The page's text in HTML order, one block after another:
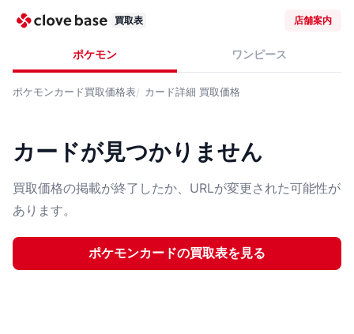
買取表 店舗案内
ポケモン ワンピース
ポケモンカード買取価格表 カード詳細 買取価格
カードが見つかりません
買取価格の掲載が終了したか、URLが変更された可能性が
あります。
ポケモンカードの買取表を見る